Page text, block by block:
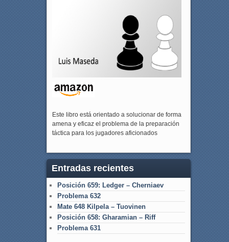
Este libro está orientado a solucionar de forma
amena y eficaz el problema de la preparación
táctica para los jugadores aficionados
Entradas recientes
Posición 659: Ledger – Cherniaev
Problema 632
Mate 648 Kilpela – Tuovinen
Posición 658: Gharamian – Riff
Problema 631